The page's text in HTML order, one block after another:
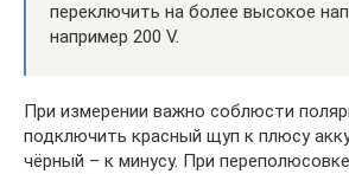
переключить на более высокое
например 200 V.
При измерении важно соблюсти
подключить красный щуп к плюсу
чёрный – к минусу. При